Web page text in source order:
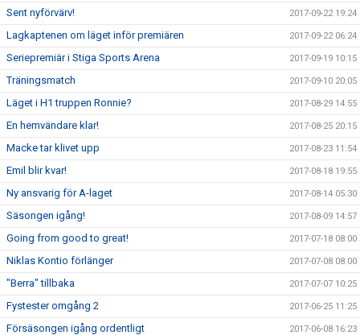
Sent nyförvärv! 2017-09-22 19:24
Lagkaptenen om läget inför premiären 2017-09-22 06:24
Seriepremiär i Stiga Sports Arena 2017-09-19 10:15
Träningsmatch 2017-09-10 20:05
Läget i H1 truppen Ronnie? 2017-08-29 14:55
En hemvändare klar! 2017-08-25 20:15
Macke tar klivet upp 2017-08-23 11:54
Emil blir kvar! 2017-08-18 19:55
Ny ansvarig för A-laget 2017-08-14 05:30
Säsongen igång! 2017-08-09 14:57
Going from good to great! 2017-07-18 08:00
Niklas Kontio förlänger 2017-07-08 08:00
"Berra" tillbaka 2017-07-07 10:25
Fystester omgång 2 2017-06-25 11:25
Försäsongen igång ordentligt 2017-06-08 16:23